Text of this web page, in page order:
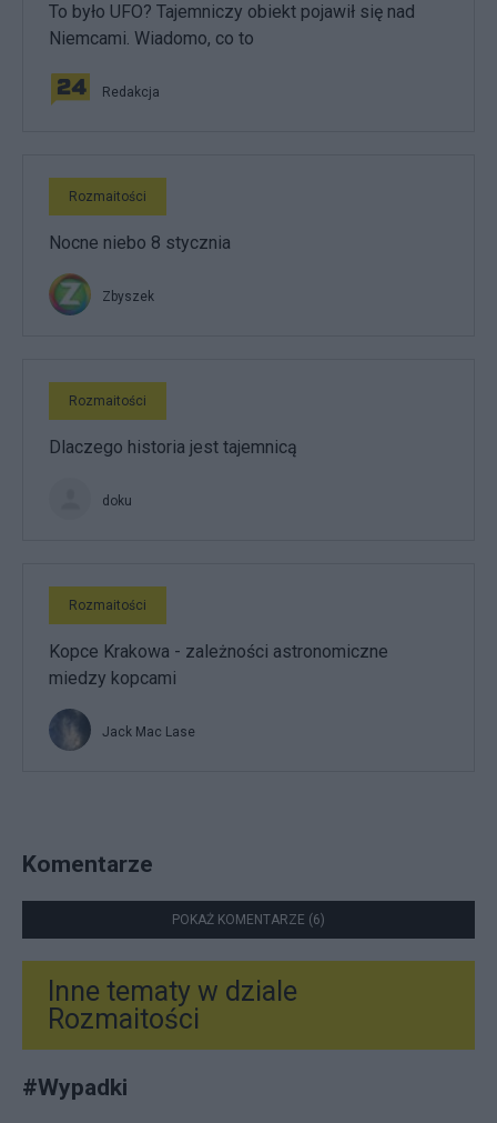
To było UFO? Tajemniczy obiekt pojawił się nad
Niemcami. Wiadomo, co to
Redakcja
Rozmaitości
Nocne niebo 8 stycznia
Zbyszek
Rozmaitości
Dlaczego historia jest tajemnicą
doku
Rozmaitości
Kopce Krakowa - zależności astronomiczne
miedzy kopcami
Jack Mac Lase
Komentarze
POKAŻ KOMENTARZE (6)
Inne tematy w dziale
Rozmaitości
#Wypadki